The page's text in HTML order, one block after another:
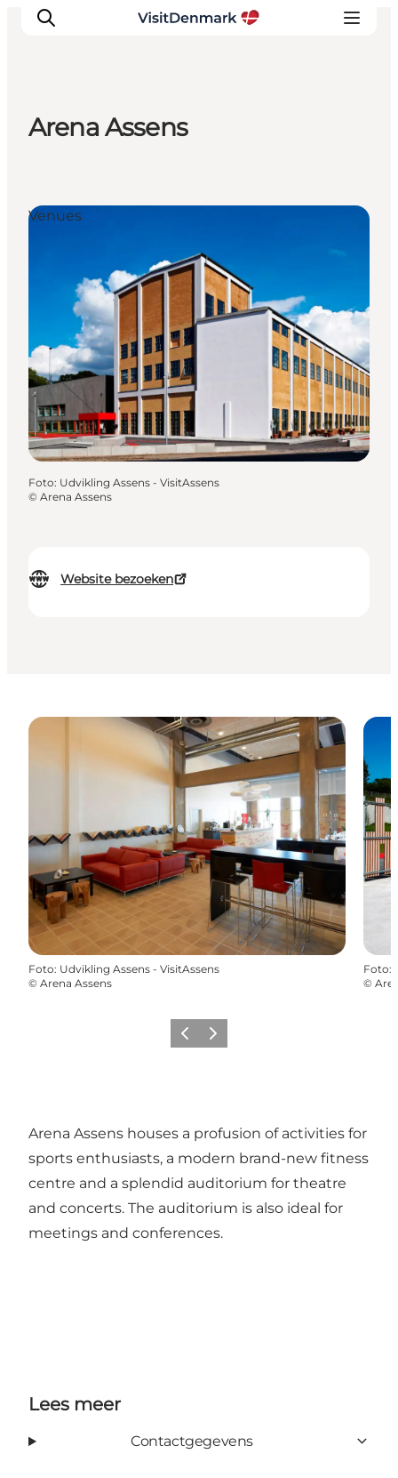
Wat te doen
Accommodaties
Arena Assens
Website bezoeken
Venues
Foto: Udvikling Assens - VisitAssens
© Arena Assens
Foto: Udvikling Assens - VisitAssens
© Arena Assens
Foto:
©
Vorige Volgende
Arena Assens houses a profusion of activities for
sports enthusiasts, a modern brand-new fitness
centre and a splendid auditorium for theatre
and concerts. The auditorium is also ideal for
meetings and conferences.
Lees meer
Contactgegevens